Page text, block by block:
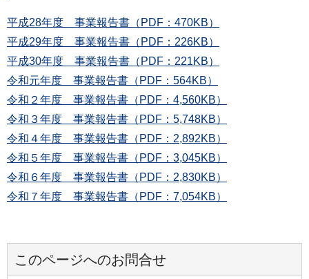
平成28年度 事業報告書（PDF：470KB）
平成29年度 事業報告書（PDF：226KB）
平成30年度 事業報告書（PDF：221KB）
令和元年度 事業報告書（PDF：564KB）
令和２年度 事業報告書（PDF：4,560KB）
令和３年度 事業報告書（PDF：5,748KB）
令和４年度 事業報告書（PDF：2,892KB）
令和５年度 事業報告書（PDF：3,045KB）
令和６年度 事業報告書（PDF：2,830KB）
令和７年度 事業報告書（PDF：7,054KB）
このページへのお問合せ